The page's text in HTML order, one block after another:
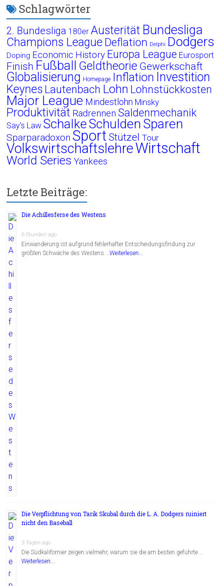
Schlagwörter
2. Bundesliga 180er Austerität Bundesliga
Champions League Deflation Delphi Dodgers
Doping Economic History Europa League Eurosport
Finish Fußball Geldtheorie Gewerkschaft
Globalisierung Homepage Inflation Investition
Keynes Lautenbach Lohn Lohnstückkosten
Major League Mindestlohn Minsky
Produktivität Radrennen Saldenmechanik
Say's Law Schalke Schulden Sparen
Sparparadoxon Sport Stützel Tour
VolkswirtschaftslehreWirtschaft
World Series Yankees
Letzte Beiträge:
Die Achillesferse des Westens
6 Stunden ago
Einwanderung ist aufgrund fehlerhafter Entscheidungsfindung zur
größten Schwäche des Westens …Weiterlesen...
Die Verpflichtung von Tarik Skubal durch die L. A. Dodgers ruiniert
nicht den Baseball
3 Tagen ago
Die Südkalifornier zeigen vielmehr, warum sie die am besten geführte …
Weiterlesen...